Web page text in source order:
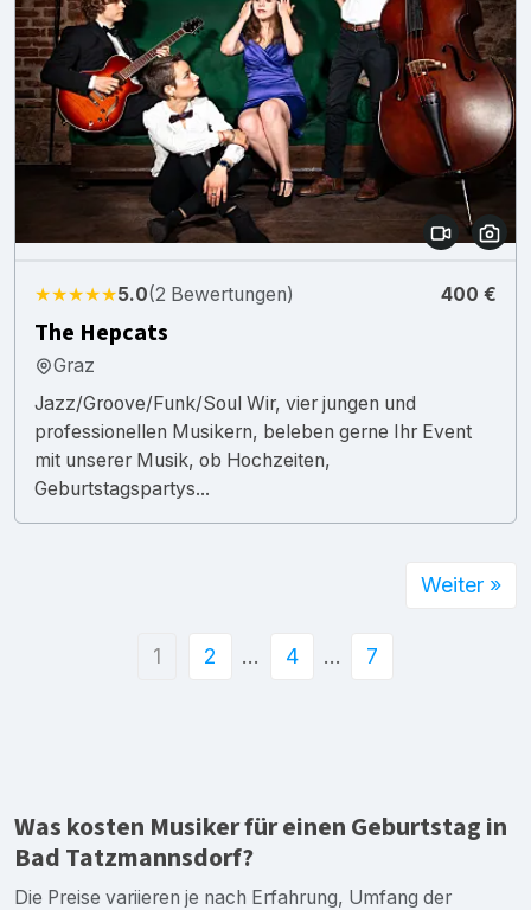
★★★★★5.0(2 Bewertungen) 400 €
The Hepcats
Graz
Jazz/Groove/Funk/Soul Wir, vier jungen und
professionellen Musikern, beleben gerne Ihr Event
mit unserer Musik, ob Hochzeiten,
Geburtstagspartys...
1 2 … 4 … 7
Weiter »
Was kosten Musiker für einen Geburtstag in
Bad Tatzmannsdorf?
Die Preise variieren je nach Erfahrung, Umfang der